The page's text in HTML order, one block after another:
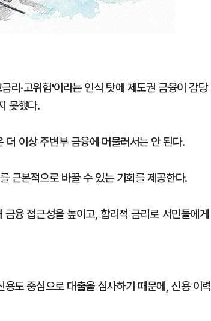
리·고위험'이라는 인식 탓에 제도권 금융이 감당
못했다.
이상 주변부 금융에 머물러서는 안 된다.
근본적으로 바꿀 수 있는 기회를 제공한다.
융 접근성을 높이고, 합리적 금리로 서민들에게
도 중심으로 대출을 심사하기 때문에, 신용 이